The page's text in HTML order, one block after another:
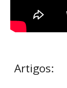
Artigos: